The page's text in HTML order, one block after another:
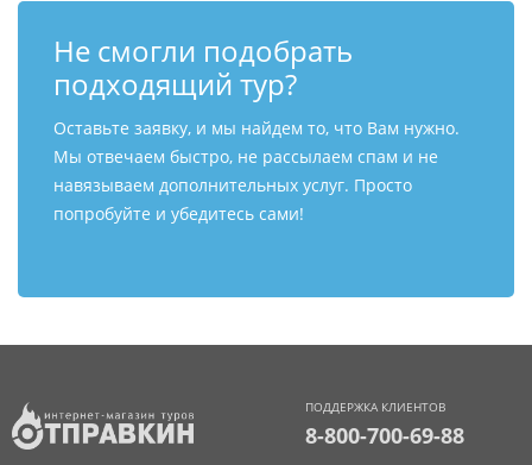
Не смогли подобрать
подходящий тур?
Оставьте заявку, и мы найдем то, что Вам нужно.
Мы отвечаем быстро, не рассылаем спам и не
навязываем дополнительных услуг. Просто
попробуйте и убедитесь сами!
ПОДДЕРЖКА КЛИЕНТОВ
8-800-700-69-88